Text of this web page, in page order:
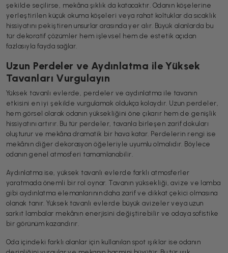
şekilde seçilirse, mekâna şıklık da katacaktır. Odanın köşelerine
yerleştirilen küçük okuma köşeleri veya rahat koltuklar da sıcaklık
hissiyatını pekiştiren unsurlar arasında yer alır. Büyük alanlarda bu
tür dekoratif çözümler hem işlevsel hem de estetik açıdan
fazlasıyla fayda sağlar.
Uzun Perdeler ve Aydınlatma ile Yüksek
Tavanları Vurgulayın
Yüksek tavanlı evlerde, perdeler ve aydınlatma ile tavanın
etkisini en iyi şekilde vurgulamak oldukça kolaydır. Uzun perdeler,
hem görsel olarak odanın yüksekliğini öne çıkarır hem de genişlik
hissiyatını artırır. Bu tür perdeler, tavanla birleşen zarif dokuları
oluşturur ve mekâna dramatik bir hava katar. Perdelerin rengi ise
mekânın diğer dekorasyon öğeleriyle uyumlu olmalıdır. Böylece
odanın genel atmosferi tamamlanabilir.
Aydınlatma ise, yüksek tavanlı evlerde farklı atmosferler
yaratmada önemli bir rol oynar. Tavanın yüksekliği, avize ve lamba
gibi aydınlatma elemanlarının daha zarif ve dikkat çekici olmasına
olanak tanır. Yüksek tavanlı evlerde büyük avizeler veya uzun
sarkıt lambalar mekânın enerjisini değiştirebilir ve odaya sofistike
bir görünüm kazandırır.
Oda içindeki farklı alanlar için kullanılan spot ışıklar ise odanın